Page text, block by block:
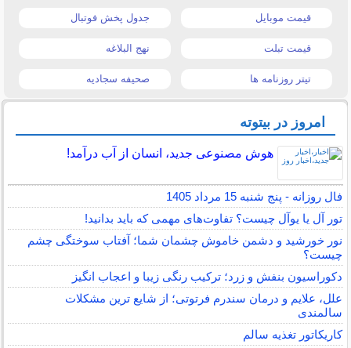
قیمت موبایل جدول پخش فوتبال
قیمت تبلت نهج البلاغه
تیتر روزنامه ها صحیفه سجادیه
امروز در بیتوته
هوش مصنوعی جدید، انسان از آب درآمد!
فال روزانه - پنج شنبه 15 مرداد 1405
تور آل یا یوآل چیست؟ تفاوت‌های مهمی که باید بدانید!
نور خورشید و دشمن خاموش چشمان شما؛ آفتاب سوختگی چشم
چیست؟
دکوراسیون بنفش و زرد؛ ترکیب رنگی زیبا و اعجاب انگیز
علل، علایم و درمان سندرم فرتوتی؛ از شایع ترین مشکلات
سالمندی
کاریکاتور تغذیه سالم